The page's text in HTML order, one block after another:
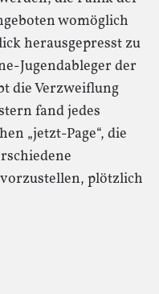
womöglich
herausgepresst zu
Jugendableger der
die Verzweiflung
fand jedes
„jetzt-Page“, die
plötzlich